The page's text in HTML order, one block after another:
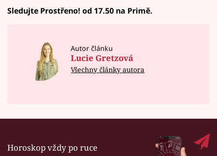
Sledujte Prostřeno! od 17.50 na Primě.
Autor článku
Lucie Gretzová
Všechny články autora
Horoskop vždy po ruce